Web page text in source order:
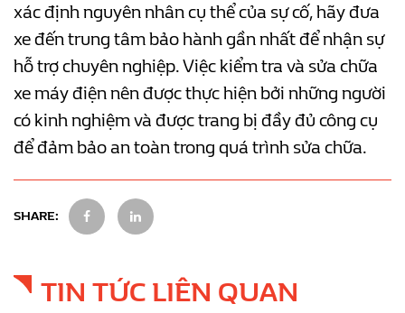
xác định nguyên nhân cụ thể của sự cố, hãy đưa
xe đến trung tâm bảo hành gần nhất để nhận sự
hỗ trợ chuyên nghiệp. Việc kiểm tra và sửa chữa
xe máy điện nên được thực hiện bởi những người
có kinh nghiệm và được trang bị đầy đủ công cụ
để đảm bảo an toàn trong quá trình sửa chữa.
SHARE:
TIN TỨC LIÊN QUAN